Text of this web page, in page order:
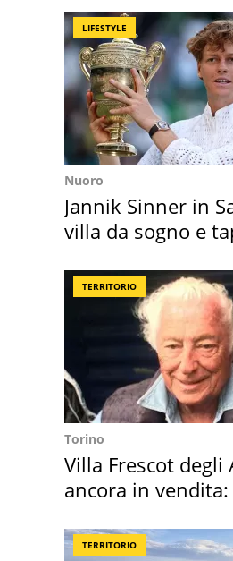
LIFESTYLE
Nuoro
Jannik Sinner in
villa da sogno e
TERRITORIO
Torino
Villa Frescot degli
ancora in
TERRITORIO